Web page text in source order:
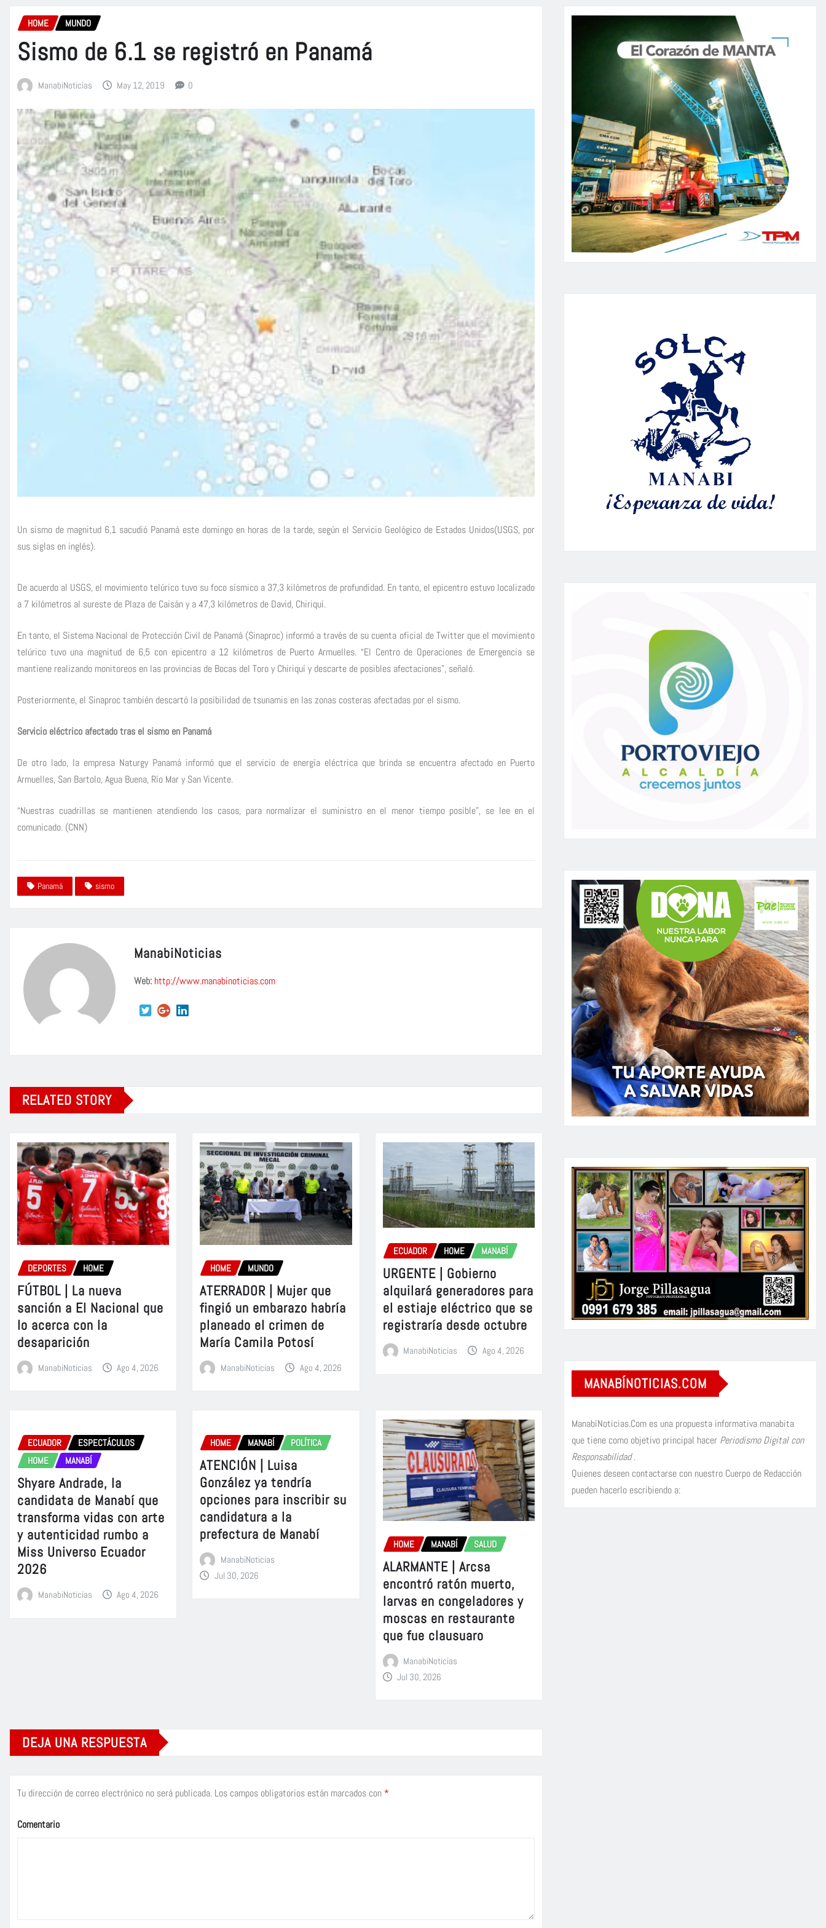
HOME MUNDO
Sismo de 6.1 se registró en Panamá
ManabiNoticias May 12, 2019 0
Un sismo de magnitud 6,1 sacudió Panamá este domingo en horas de la tarde, según el Servicio Geológico de Estados Unidos(USGS, por
sus siglas en inglés).
De acuerdo al USGS, el movimiento telúrico tuvo su foco sísmico a 37,3 kilómetros de profundidad. En tanto, el epicentro estuvo localizado
a 7 kilómetros al sureste de Plaza de Caisán y a 47,3 kilómetros de David, Chiriquí.
En tanto, el Sistema Nacional de Protección Civil de Panamá (Sinaproc) informó a través de su cuenta oficial de Twitter que el movimiento
telúrico tuvo una magnitud de 6,5 con epicentro a 12 kilómetros de Puerto Armuelles. “El Centro de Operaciones de Emergencia se
mantiene realizando monitoreos en las provincias de Bocas del Toro y Chiriquí y descarte de posibles afectaciones”, señaló.
Posteriormente, el Sinaproc también descartó la posibilidad de tsunamis en las zonas costeras afectadas por el sismo.
Servicio eléctrico afectado tras el sismo en Panamá
De otro lado, la empresa Naturgy Panamá informó que el servicio de energía eléctrica que brinda se encuentra afectado en Puerto
Armuelles, San Bartolo, Agua Buena, Río Mar y San Vicente.
“Nuestras cuadrillas se mantienen atendiendo los casos, para normalizar el suministro en el menor tiempo posible”, se lee en el
comunicado. (CNN)
Panamá sismo
ManabiNoticias
Web: http://www.manabinoticias.com
RELATED STORY
DEPORTES HOME
FÚTBOL | La nueva
sanción a El Nacional que
lo acerca con la
desaparición
ManabiNoticias Ago 4, 2026
HOME MUNDO
ATERRADOR | Mujer que
fingió un embarazo habría
planeado el crimen de
María Camila Potosí
ManabiNoticias Ago 4, 2026
ECUADOR HOME MANABÍ
URGENTE | Gobierno
alquilará generadores para
el estiaje eléctrico que se
registraría desde octubre
ManabiNoticias Ago 4, 2026
ECUADOR
ESPECTÁCULOS
HOME
MANABÍ
Shyare Andrade, la
candidata de Manabí que
transforma vidas con arte
y autenticidad rumbo a
Miss Universo Ecuador
2026
ManabiNoticias Ago 4, 2026
HOME MANABÍ POLÍTICA
ATENCIÓN | Luisa
González ya tendría
opciones para inscribir su
candidatura a la
prefectura de Manabí
ManabiNoticias
Jul 30, 2026
HOME MANABÍ SALUD
ALARMANTE | Arcsa
encontró ratón muerto,
larvas en congeladores y
moscas en restaurante
que fue clausuaro
ManabiNoticias
Jul 30, 2026
DEJA UNA RESPUESTA
Tu dirección de correo electrónico no será publicada. Los campos obligatorios están marcados con *
Comentario
MANABÍNOTICIAS.COM
ManabíNoticias.Com es una propuesta informativa manabita
que tiene como objetivo principal hacer Periodismo Digital con
Responsabilidad.
Quienes deseen contactarse con nuestro Cuerpo de Redacción
pueden hacerlo escribiendo a: